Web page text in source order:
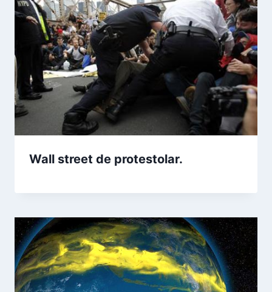
Wall street de protestolar.